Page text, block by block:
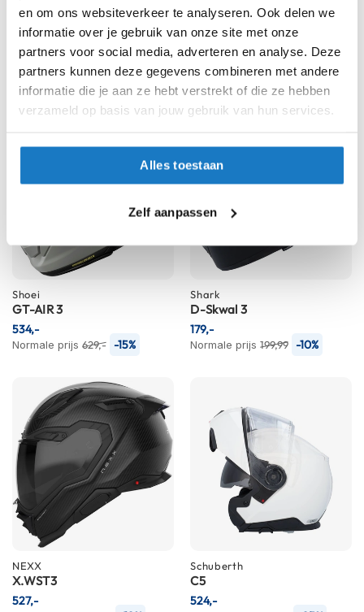
en om ons websiteverkeer te analyseren. Ook delen we
informatie over je gebruik van onze site met onze
partners voor social media, adverteren en analyse. Deze
partners kunnen deze gegevens combineren met andere
informatie die je aan ze hebt verstrekt of die ze hebben
verzameld op basis van jouw gebruik van hun services.
Alles toestaan
Zelf aanpassen
t
o
r
h
l
m
n
e
l
m
e
x
e
m
e
F
a
Hornet ADV 06
Normale prijs 599,- -10%
539,-
Shoei
Hornet ADV 06
Normale prijs 599,- -10%
539,-
Shoei
GT-AIR 3
Normale prijs 629,- -15%
534,-
Shark
D-Skwal 3
Normale prijs 199,99 -10%
179,-
NEXX
X.WST3
527,-
Schuberth
C5
524,-